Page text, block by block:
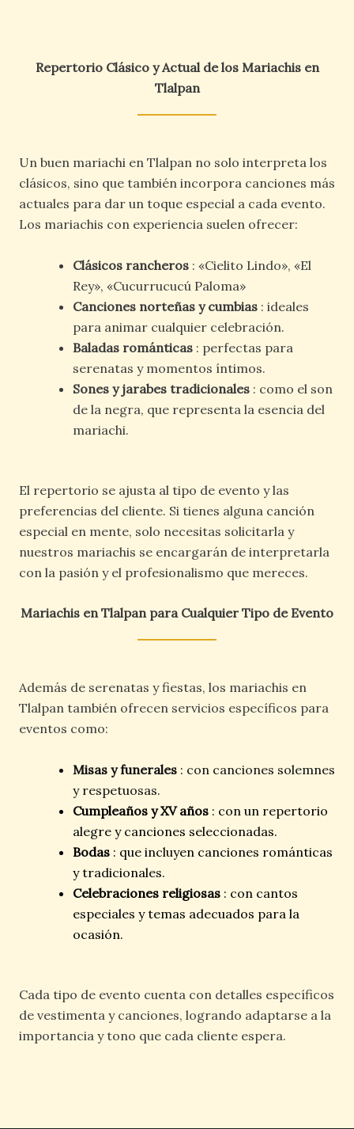
Repertorio Clásico y Actual de los Mariachis en
Tlalpan
Un buen mariachi en Tlalpan no solo interpreta los
clásicos, sino que también incorpora canciones más
actuales para dar un toque especial a cada evento.
Los mariachis con experiencia suelen ofrecer:
Clásicos rancheros : «Cielito Lindo», «El
Rey», «Cucurrucucú Paloma»
Canciones norteñas y cumbias : ideales
para animar cualquier celebración.
Baladas románticas : perfectas para
serenatas y momentos íntimos.
Sones y jarabes tradicionales : como el son
de la negra, que representa la esencia del
mariachi.
El repertorio se ajusta al tipo de evento y las
preferencias del cliente. Si tienes alguna canción
especial en mente, solo necesitas solicitarla y
nuestros mariachis se encargarán de interpretarla
con la pasión y el profesionalismo que mereces.
Mariachis en Tlalpan para Cualquier Tipo de Evento
Además de serenatas y fiestas, los mariachis en
Tlalpan también ofrecen servicios específicos para
eventos como:
Misas y funerales : con canciones solemnes
y respetuosas.
Cumpleaños y XV años : con un repertorio
alegre y canciones seleccionadas.
Bodas : que incluyen canciones románticas
y tradicionales.
Celebraciones religiosas : con cantos
especiales y temas adecuados para la
ocasión.
Cada tipo de evento cuenta con detalles específicos
de vestimenta y canciones, logrando adaptarse a la
importancia y tono que cada cliente espera.